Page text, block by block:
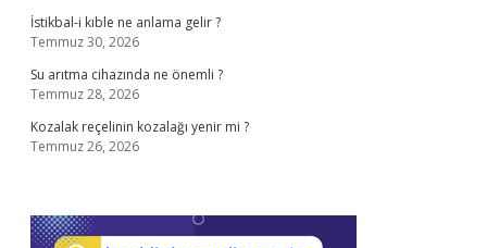
İstikbal-i kıble ne anlama gelir ?
Temmuz 30, 2026
Su arıtma cihazında ne önemli ?
Temmuz 28, 2026
Kozalak reçelinin kozalağı yenir mi ?
Temmuz 26, 2026